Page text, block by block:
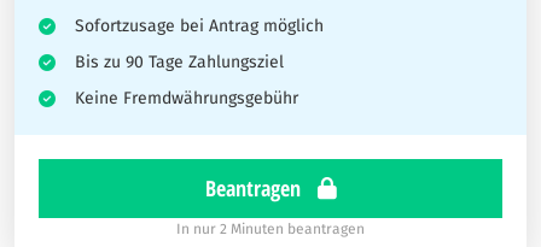
Sofortzusage bei Antrag möglich
Bis zu 90 Tage Zahlungsziel
Keine Fremdwährungsgebühr
Beantragen
In nur 2 Minuten beantragen